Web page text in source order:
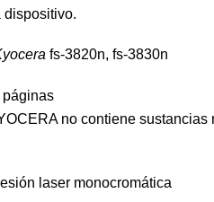
dispositivo.
fs-3820n, fs-3830n
páginas
no contiene
laser monocromática